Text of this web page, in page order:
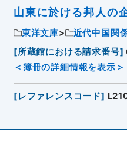
山東に於ける邦人の
東洋文庫
近代中国関
[所蔵館における請求番号]
＜簿冊の詳細情報を表示＞
[レファレンスコード]